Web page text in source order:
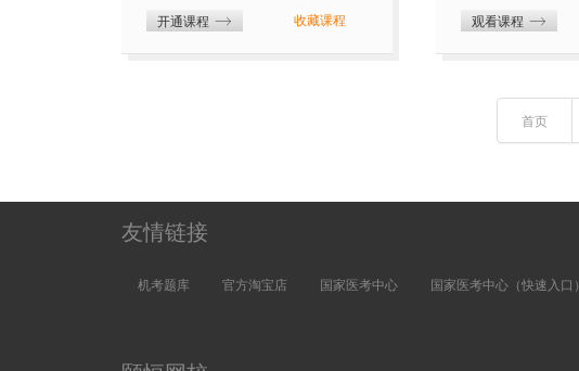
开通课程 收藏课程 观看课程
首页
友情链接
机考题库 官方淘宝店 国家医考中心 国家医考中心（快速入口）